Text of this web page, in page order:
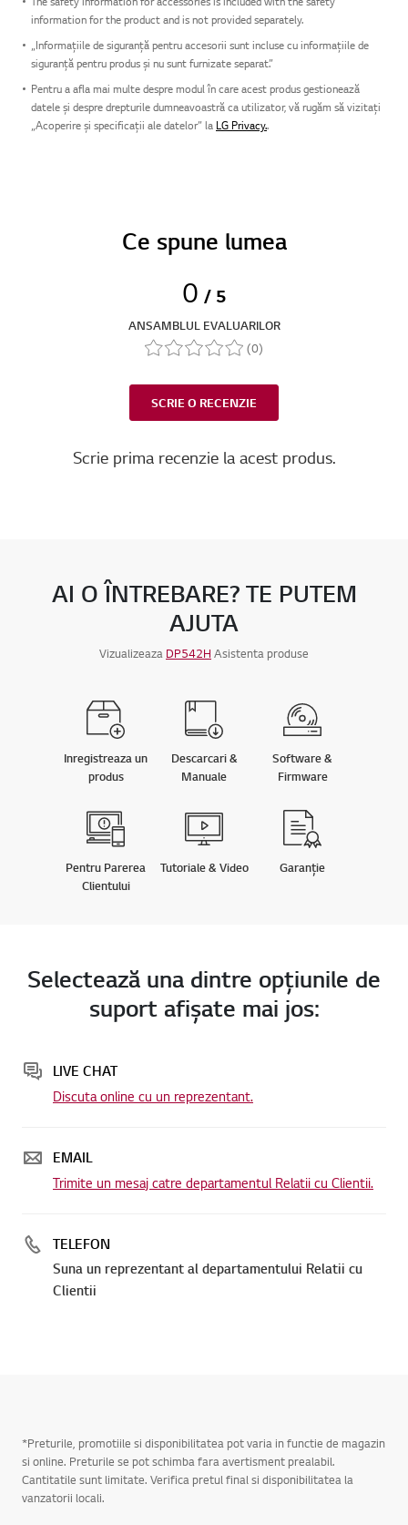
information for the product and is not provided separately.
„Informațiile de siguranță pentru accesorii sunt incluse cu informațiile de
siguranță pentru produs și nu sunt furnizate separat.”
Pentru a afla mai multe despre modul în care acest produs gestionează
datele și despre drepturile dumneavoastră ca utilizator, vă rugăm să vizitați
„Acoperire și specificații ale datelor” la LG Privacy..
Ce spune lumea
0 / 5
ANSAMBLUL EVALUARILOR
(0)
SCRIE O RECENZIE
Scrie prima recenzie la acest produs.
AI O ÎNTREBARE? TE PUTEM
AJUTA
Vizualizeaza DP542H Asistenta produse
Inregistreaza un
produs
Descarcari &
Manuale
Software &
Firmware
Pentru Parerea
Clientului
Tutoriale & Video Garanție
Selectează una dintre opţiunile de
suport afişate mai jos:
LIVE CHAT
Discuta online cu un reprezentant.
EMAIL
Trimite un mesaj catre departamentul Relatii cu Clientii.
TELEFON
Suna un reprezentant al departamentului Relatii cu
Clientii
*Preturile, promotiile si disponibilitatea pot varia in functie de magazin
si online. Preturile se pot schimba fara avertisment prealabil.
Cantitatile sunt limitate. Verifica pretul final si disponibilitatea la
vanzatorii locali.